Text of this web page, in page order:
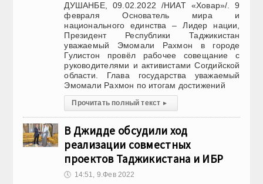
ДУШАНБЕ, 09.02.2022 /НИАТ «Ховар»/. 9
февраля Основатель мира и
национального единства – Лидер нации,
Президент Республики Таджикистан
уважаемый Эмомали Рахмон в городе
Гулистон провёл рабочее совещание с
руководителями и активистами Согдийской
области. Глава государства уважаемый
Эмомали Рахмон по итогам достижений
Прочитать полный текст ▸
В Джидде обсудили ход
реализации совместных
проектов Таджикистана и ИБР
🕔 14:51, 9.Фев 2022